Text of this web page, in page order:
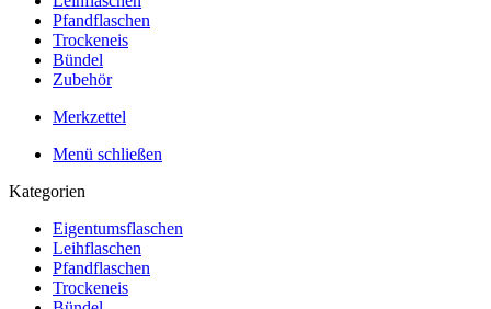
Pfandflaschen
Trockeneis
Bündel
Zubehör
Merkzettel
Menü schließen
Kategorien
Eigentumsflaschen
Leihflaschen
Pfandflaschen
Trockeneis